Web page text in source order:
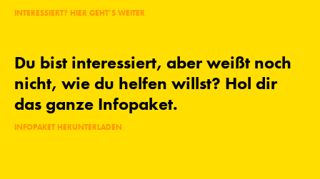
INTERESSIERT? HIER GEHT’S WEITER
Du bist interessiert, aber weißt noch
nicht, wie du helfen willst? Hol dir
das ganze Infopaket.
INFOPAKET HERUNTERLADEN